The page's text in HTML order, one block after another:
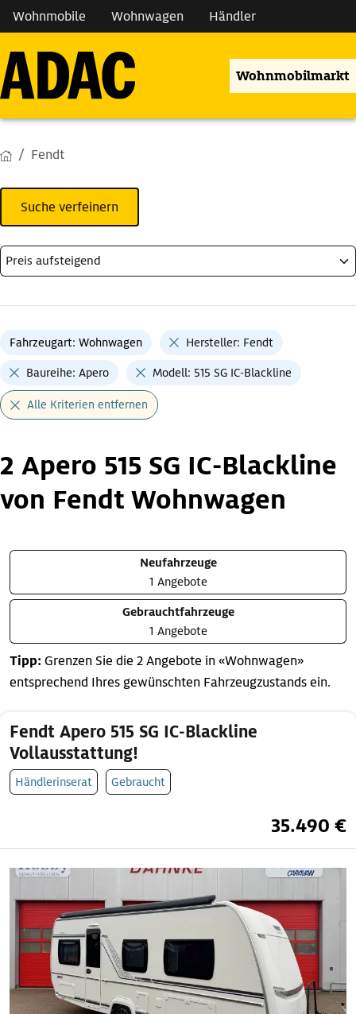
Wohnmobile Wohnwagen Händler
Wohnmobilmarkt
Fendt
Suche verfeinern
Fahrzeugart: Wohnwagen Hersteller: Fendt
Baureihe: Apero Modell: 515 SG IC-Blackline
Alle Kriterien entfernen
2 Apero 515 SG IC-Blackline
von Fendt Wohnwagen
Neufahrzeuge
1 Angebote
Gebrauchtfahrzeuge
1 Angebote
Tipp: Grenzen Sie die 2 Angebote in «Wohnwagen»
entsprechend Ihres gewünschten Fahrzeugzustands ein.
Fendt Apero 515 SG IC-Blackline
Vollausstattung!
Händlerinserat Gebraucht
35.490 €